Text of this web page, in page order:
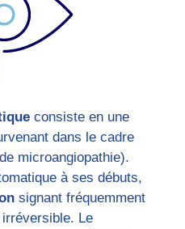
consiste en une
dans le cadre
microangiopathie).
à ses débuts,
signant fréquemment
Le